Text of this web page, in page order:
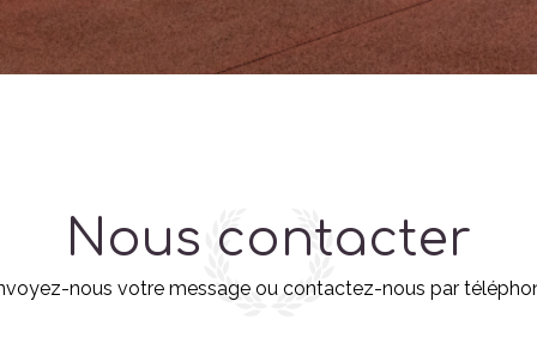
Nous contacter
nous votre message ou contactez-nous par